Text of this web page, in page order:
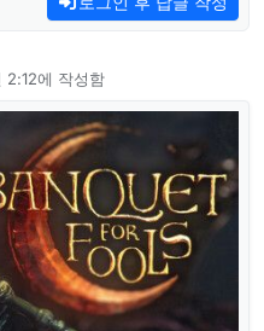
2:12에 작성함